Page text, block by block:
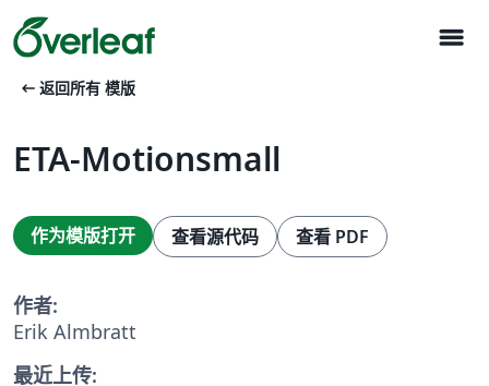
menu
arrow_left_alt 返回所有 模版
ETA-Motionsmall
作为模版打开 查看源代码 查看 PDF
作者:
Erik Almbratt
最近上传: